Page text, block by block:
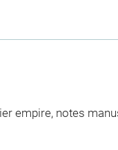
empire, notes